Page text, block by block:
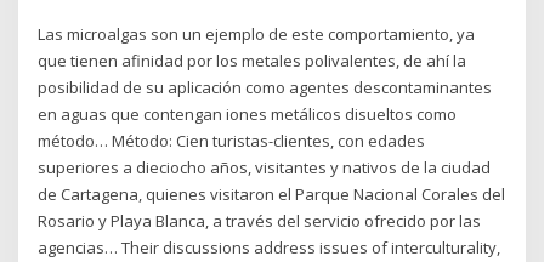
Las microalgas son un ejemplo de este comportamiento, ya
que tienen afinidad por los metales polivalentes, de ahí la
posibilidad de su aplicación como agentes descontaminantes
en aguas que contengan iones metálicos disueltos como
método… Método: Cien turistas-clientes, con edades
superiores a dieciocho años, visitantes y nativos de la ciudad
de Cartagena, quienes visitaron el Parque Nacional Corales del
Rosario y Playa Blanca, a través del servicio ofrecido por las
agencias… Their discussions address issues of interculturality,